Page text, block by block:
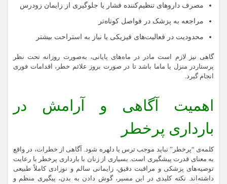
مصرف داروهای تنظیم‌کننده فشار یا جلوگیری از زایمان زودرس
مراجعه به پزشک در فواصل کوتاه‌تر
محدودیت در فعالیت‌های فیزیکی یا نیاز به استراحت بیشتر
گاهی نیز لازم است مادر در ماه‌های پایانی، به‌صورت روزانه تحت نظر
پرستاردر منزل یا ماما باشد تا در صورت بروز علائم خطر، اقدامات فوری
انجام گیرد.
اهمیت آگاهی و آرامش در
بارداری پرخطر
کلمه‌ی “پرخطر” نباید موجب ترس یا دلهره شود. آگاهی از خطرات، در واقع
به معنای قدرت پیشگیری است. بسیاری از زنان با بارداری پرخطر با رعایت
توصیه‌های پزشکی و مراقبت دقیق، زایمانی سالم و نوزادی کاملاً طبیعی
داشته‌اند. نکته‌ کلیدی در این مسیر، گوش دادن به بدن، پیگیری منظم و